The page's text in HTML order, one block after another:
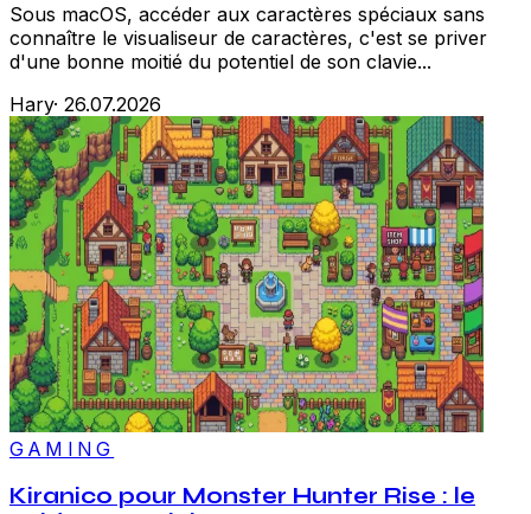
Sous macOS, accéder aux caractères spéciaux sans
connaître le visualiseur de caractères, c'est se priver
d'une bonne moitié du potentiel de son clavie...
Hary· 26.07.2026
GAMING
Kiranico pour Monster Hunter Rise : le